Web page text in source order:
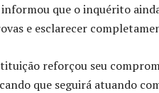
que o inquérito
e esclarecer
reforçou seu
que seguirá atuando